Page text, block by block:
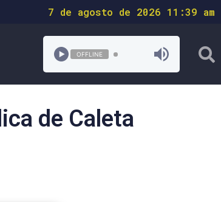
7 de agosto de 2026 11:39 am
OFFLINE
de Caleta